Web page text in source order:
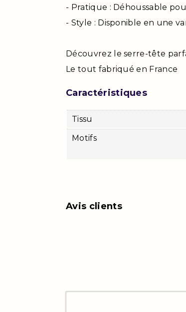
- Pratique : Déhoussable
- Style : Disponible en une
Découvrez le serre-tête
Le tout fabriqué en France
Caractéristiques
Tissu
Motifs
Avis clients